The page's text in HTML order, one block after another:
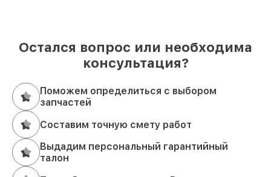
Остался вопрос или необходима
консультация?
Поможем определиться с выбором
запчастей
Составим точную смету работ
Выдадим персональный гарантийный
талон